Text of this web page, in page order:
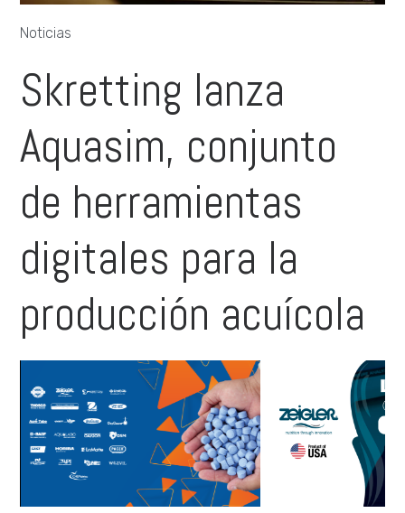
Noticias
Skretting lanza
Aquasim, conjunto
de herramientas
digitales para la
producción acuícola